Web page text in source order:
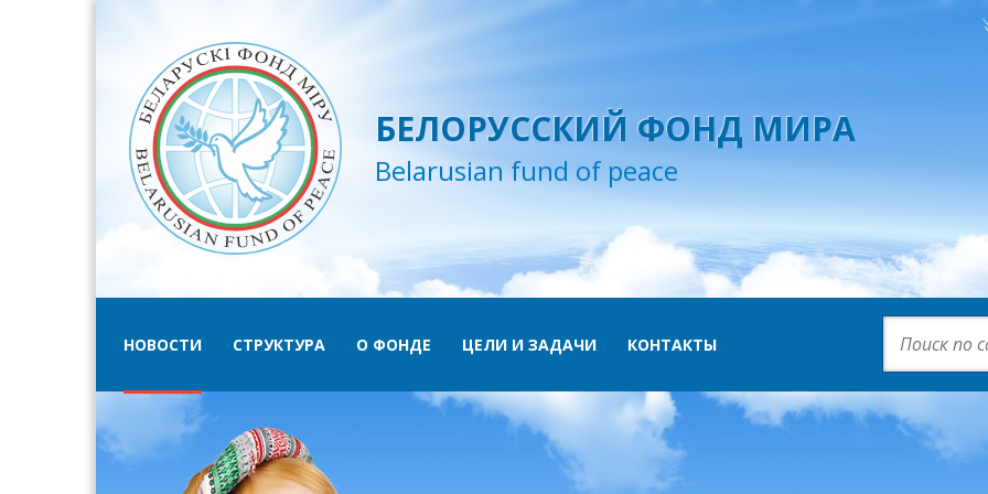
БЕЛОРУССКИЙ ФОНД МИРА
Belarusian fund of peace
НОВОСТИ СТРУКТУРА О ФОНДЕ ЦЕЛИ И ЗАДАЧИ КОНТАКТЫ